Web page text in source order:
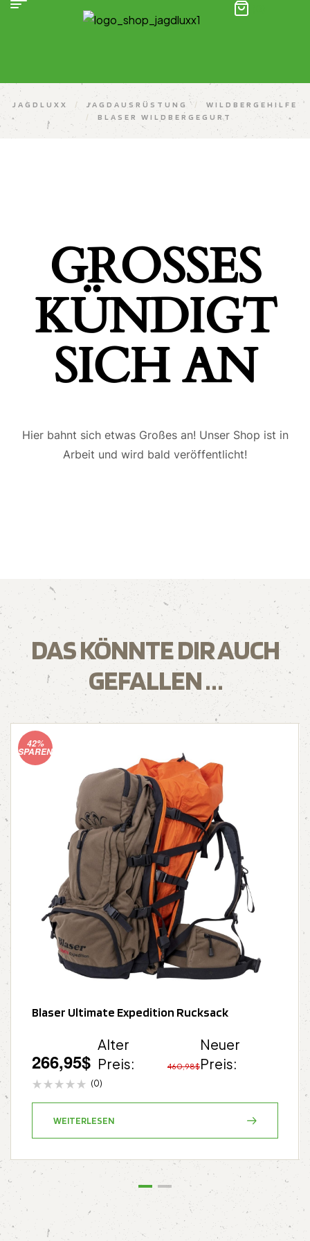
JAGDLUXX / JAGDAUSRÜSTUNG /
WILDBERGEHILFE
/
BLASER WILDBERGEGURT
GROSSES K
ÜNDIGT S
ICH AN
Hier bahnt sich etwas Großes an! Unser Shop ist in
Arbeit und wird bald veröffentlicht!
DAS KÖNNTE DIR AUCH
GEFALLEN …
42%
SPAREN
Blaser Ultimate Expedition Rucksack
Alter
Preis:
460,98$
Neuer
Preis:
266,95$
(0)
WEITERLESEN